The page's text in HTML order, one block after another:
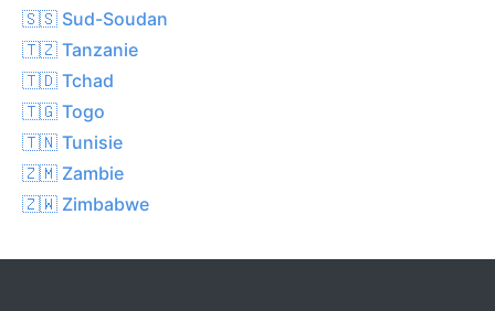
🇸🇸 Sud-Soudan
🇹🇿 Tanzanie
🇹🇩 Tchad
🇹🇬 Togo
🇹🇳 Tunisie
🇿🇲 Zambie
🇿🇼 Zimbabwe